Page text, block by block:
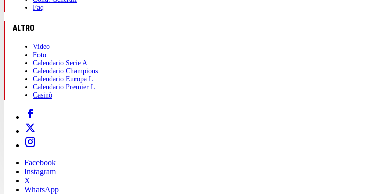
Faq
ALTRO
Video
Foto
Calendario Serie A
Calendario Champions
Calendario Europa L.
Calendario Premier L.
Casinò
Facebook
Instagram
X
WhatsApp